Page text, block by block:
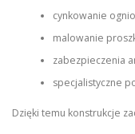
cynkowanie
malowanie
zabezpieczenia
specjalistyczne
Dzięki temu konstrukcje